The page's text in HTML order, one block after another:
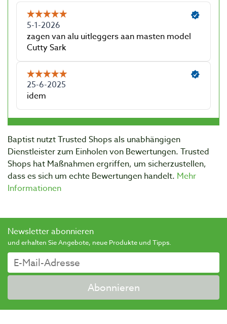
Baptist nutzt Trusted Shops als unabhängigen
Dienstleister zum Einholen von Bewertungen. Trusted
Shops hat Maßnahmen ergriffen, um sicherzustellen,
dass es sich um echte Bewertungen handelt. Mehr
Informationen
Newsletter abonnieren
und erhalten Sie Angebote, neue Produkte und Tipps.
Abonnieren